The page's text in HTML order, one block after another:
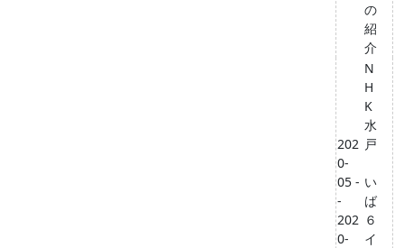
の
紹
介
202
0-
05 -
-
202
0-
N
H
K
水
戸
い
ば
６
イ